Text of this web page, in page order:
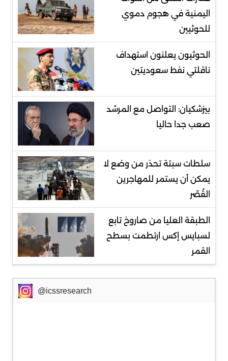
اليمنية في هجوم دموي
للحوثيين
الحوثيون يعلنون استهداف
ناقلتي نفط سعوديتين
بيزشكيان: التواصل مع المرشد
صعب جدا حاليا
سلطات سبتة تحذر من وضع لا
يمكن أن يستمر للمهاجرين
القُصّر
الطبقة العليا من صاروخ تابع
لسبايس إكس ارتطمت بسطح
القمر
@icssresearch